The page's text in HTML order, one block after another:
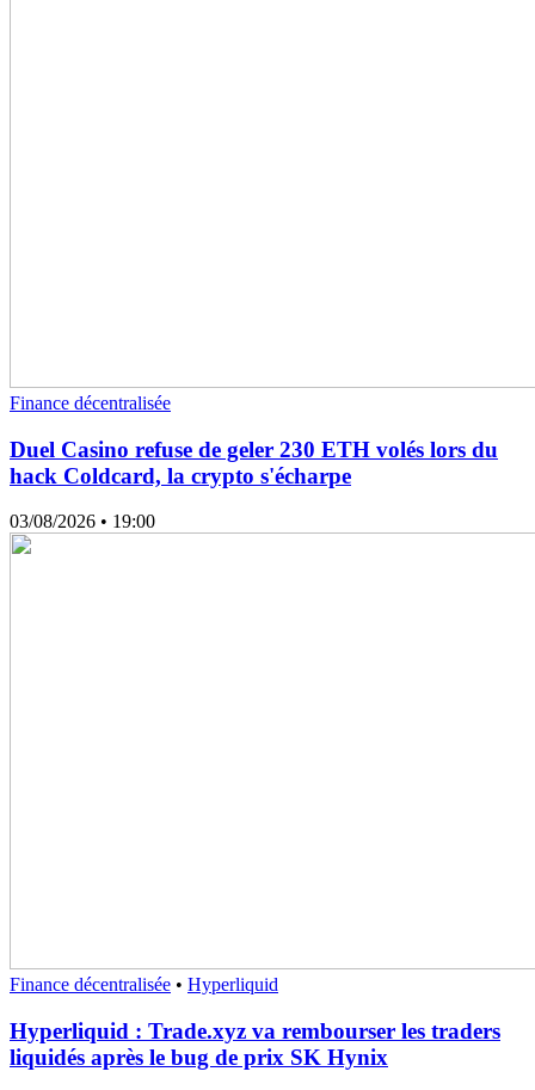
Finance décentralisée
Duel Casino refuse de geler 230 ETH volés lors du
hack Coldcard, la crypto s'écharpe
03/08/2026 • 19:00
Finance décentralisée • Hyperliquid
Hyperliquid : Trade.xyz va rembourser les traders
liquidés après le bug de prix SK Hynix